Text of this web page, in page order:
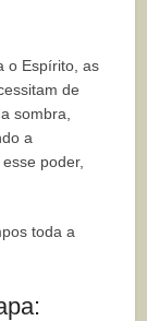
o Espírito, as
de
sombra,
a
poder,
toda a